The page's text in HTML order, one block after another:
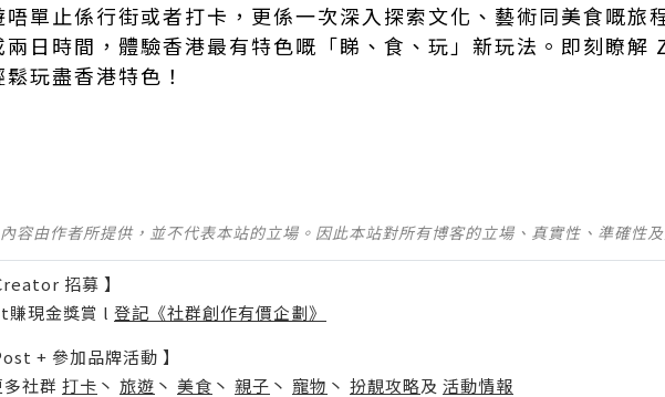
唔單止係行街或者打卡，更係一次深入探索文化、藝術同美食嘅旅
兩日時間，體驗香港最有特色嘅「睇、食、玩」新玩法。即刻瞭
玩盡香港特色！
容由作者所提供，並不代表本站的立場。因此本站對所有博客的立場、真實性、準確性
招募 】
賺現金獎賞 l 登記《社群創作有價企劃》
+ 參加品牌活動 】
社群 打卡 丶 旅遊 丶 美食 丶 親子 丶 寵物 丶 扮靚攻略及 活動情報